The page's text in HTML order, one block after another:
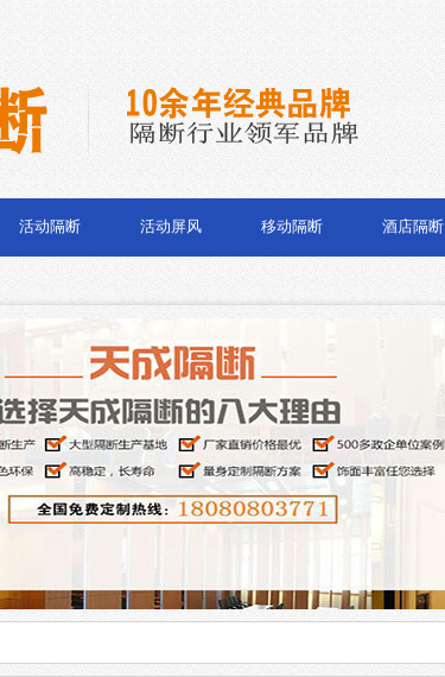
活动隔断 活动屏风 移动隔断 酒店隔断